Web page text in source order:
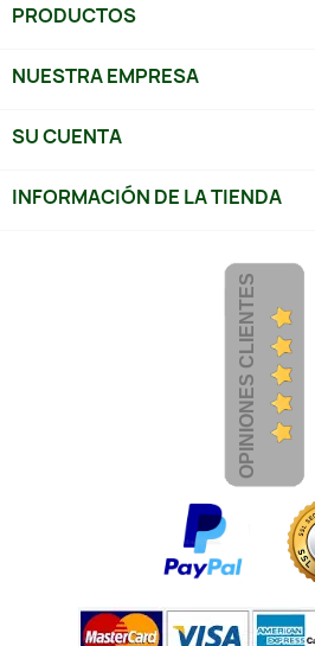
PRODUCTOS
NUESTRA EMPRESA
SU CUENTA
INFORMACIÓN DE LA TIENDA
OPINIONES CLIENTES